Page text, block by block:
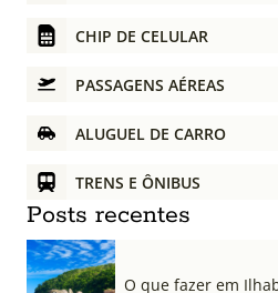
CHIP DE CELULAR
PASSAGENS AÉREAS
ALUGUEL DE CARRO
TRENS E ÔNIBUS
Posts recentes
O que fazer em